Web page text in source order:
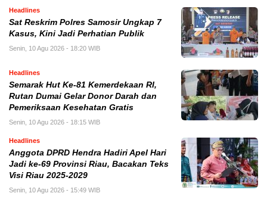
Headlines
Sat Reskrim Polres Samosir Ungkap 7
Kasus, Kini Jadi Perhatian Publik
Senin, 10 Agu 2026 - 18:20 WIB
Headlines
Semarak Hut Ke-81 Kemerdekaan RI,
Rutan Dumai Gelar Donor Darah dan
Pemeriksaan Kesehatan Gratis
Senin, 10 Agu 2026 - 18:15 WIB
Headlines
Anggota DPRD Hendra Hadiri Apel Hari
Jadi ke-69 Provinsi Riau, Bacakan Teks
Visi Riau 2025-2029
Senin, 10 Agu 2026 - 15:49 WIB